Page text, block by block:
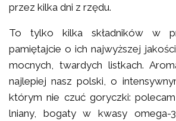
przez kilka dni z rzędu.
To tylko kilka składników w
pamiętajcie o ich najwyższej
mocnych, twardych listkach.
najlepiej nasz polski, o
którym nie czuć goryczki:
lniany, bogaty w kwasy